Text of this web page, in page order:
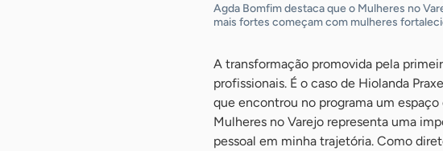
Agda Bomfim destaca que o Mulheres no
mais fortes começam com mulheres
A transformação promovida pela
profissionais. É o caso de Hiolanda
que encontrou no programa um
Mulheres no Varejo representa uma
pessoal em minha trajetória. Como